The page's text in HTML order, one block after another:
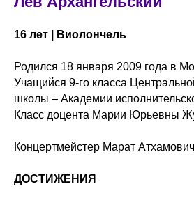
16 лет | Виолончель
Родился 18 января 2009 года в
Учащийся 9-го класса
школы – Академии
Класс доцента Марии Юрьевны
Концертмейстер Марат
ДОСТИЖЕНИЯ